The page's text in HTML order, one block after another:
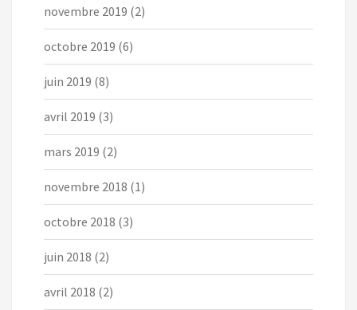
novembre 2019 (2)
octobre 2019 (6)
juin 2019 (8)
avril 2019 (3)
mars 2019 (2)
novembre 2018 (1)
octobre 2018 (3)
juin 2018 (2)
avril 2018 (2)